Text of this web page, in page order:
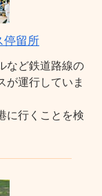
停留所
など鉄道路線の
が運行していま
に行くことを検